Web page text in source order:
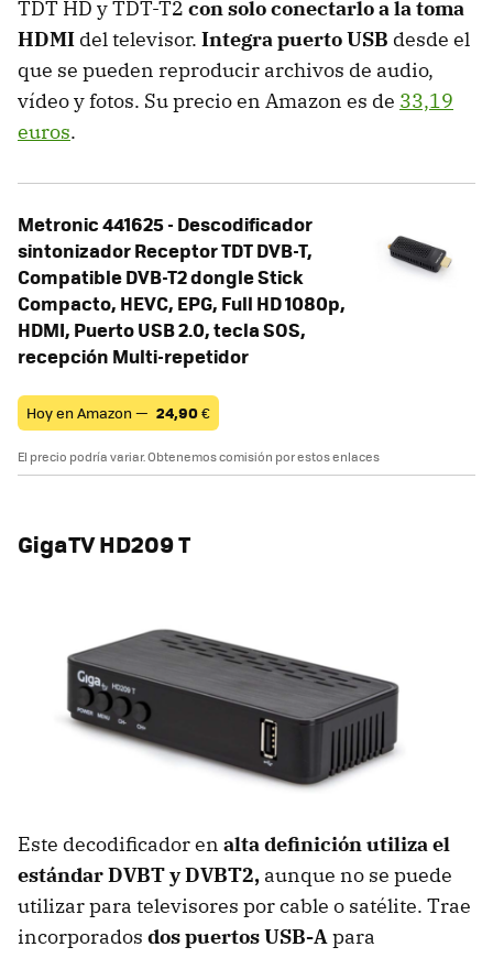
TDT HD y TDT-T2 con solo conectarlo a la toma
HDMI del televisor. Integra puerto USB desde el
que se pueden reproducir archivos de audio,
vídeo y fotos. Su precio en Amazon es de 33,19
euros.
Metronic 441625 - Descodificador
sintonizador Receptor TDT DVB-T,
Compatible DVB-T2 dongle Stick
Compacto, HEVC, EPG, Full HD 1080p,
HDMI, Puerto USB 2.0, tecla SOS,
recepción Multi-repetidor
Hoy en Amazon — 24,90€
El precio podría variar. Obtenemos comisión por estos enlaces
GigaTV HD209 T
Este decodificador en alta definiciónutiliza el
estándar DVBT y DVBT2, aunque no se puede
utilizar para televisores por cable o satélite. Trae
incorporados dos puertos USB-Apara